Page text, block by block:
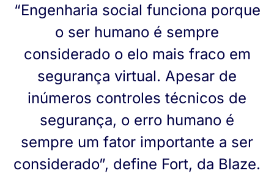
“Engenharia social funciona porque
o ser humano é sempre
considerado o elo mais fraco em
segurança virtual. Apesar de
inúmeros controles técnicos de
segurança, o erro humano é
sempre um fator importante a ser
considerado”, define Fort, da Blaze.